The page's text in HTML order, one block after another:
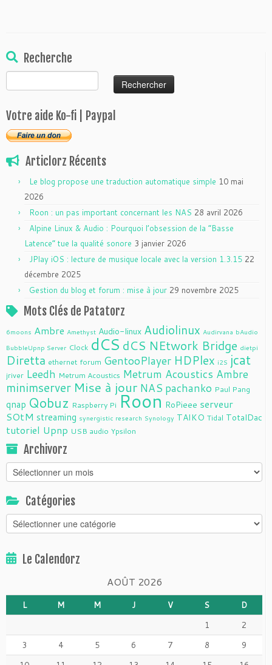
Recherche
Votre aide Ko-fi | Paypal
Articlorz Récents
Le blog propose une traduction automatique simple 10 mai
2026
Roon : un pas important concernant les NAS 28 avril 2026
Alpine Linux & Audio : Pourquoi l’obsession de la “Basse
Latence” tue la qualité sonore 3 janvier 2026
JPlay iOS : lecture de musique locale avec la version 1.3.15 22
décembre 2025
Gestion du blog et forum : mise à jour 29 novembre 2025
Mots Clés de Patatorz
6moons Ambre Amethyst Audio-linux Audiolinux Audirvana bAudio
BubbleUpnp Server Clock dCS dCS NEtwork Bridge dietpi
Diretta ethernet forum GentooPlayer HDPlex i2S jcat
jriver Leedh Metrum Acoustics Metrum Acoustics Ambre
minimserver Mise à jour NAS pachanko Paul Pang
qnap Qobuz Raspberry Pi Roon RoPieee serveur
SOtM streaming synergistic research Synology TAIKO Tidal TotalDac
tutoriel Upnp USB audio Ypsilon
Archivorz
Archivorz
Catégories
Catégories
Le Calendorz
AOÛT 2026
L M M J V S
D
1
2
3
4 5 6 7 8
9